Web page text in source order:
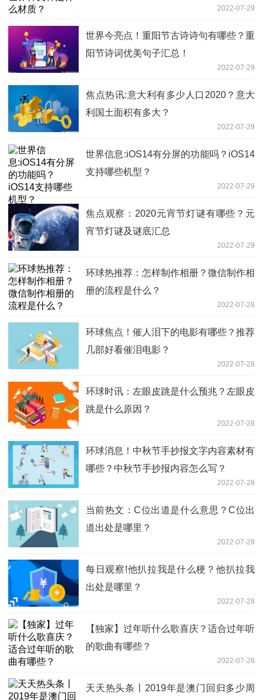
2022-07-29
世界今亮点！重阳节古诗诗句有哪些？重
阳节诗词优美句子汇总！
2022-07-29
焦点热讯:意大利有多少人口2020？意大
利国土面积有多大？
2022-07-29
世界信息:iOS14有分屏的功能吗？iOS14
支持哪些机型？
2022-07-29
焦点观察：2020元宵节灯谜有哪些？元
宵节灯谜及谜底汇总
2022-07-29
环球热推荐：怎样制作相册？微信制作相
册的流程是什么？
2022-07-28
环球焦点！催人泪下的电影有哪些？推荐
几部好看催泪电影？
2022-07-28
环球时讯：左眼皮跳是什么预兆？左眼皮
跳是什么原因？
2022-07-28
环球消息！中秋节手抄报文字内容素材有
哪些？中秋节手抄报内容怎么写？
2022-07-28
当前热文：C位出道是什么意思？C位出
道出处是哪里？
2022-07-28
每日观察!他扒拉我是什么梗？他扒拉我
出处是哪里？
2022-07-28
【独家】过年听什么歌喜庆？适合过年听
的歌曲有哪些？
2022-07-28
天天热头条丨2019年是澳门回归多少周